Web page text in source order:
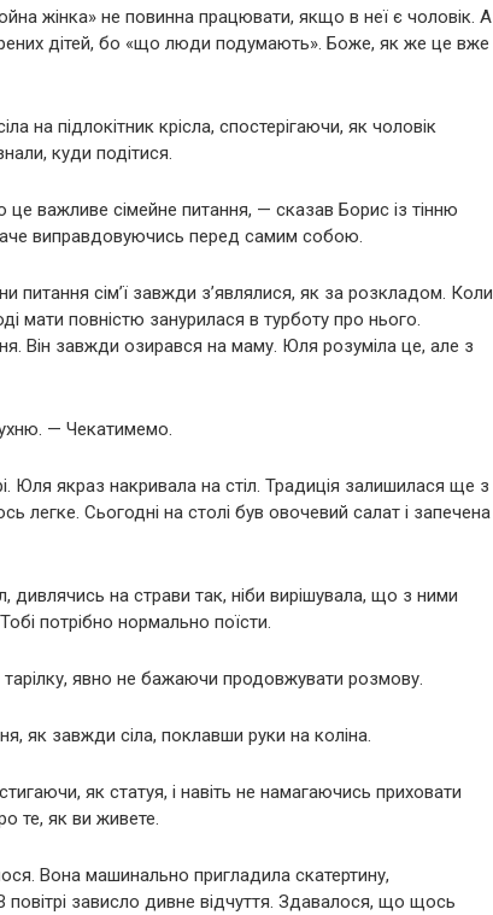
жінка» не повинна працювати, якщо в неї є чоловік. А
дітей, бо «що люди подумають». Боже, як же це вже
підлокітник крісла, спостерігаючи, як чоловік
куди подітися.
важливе сімейне питання, — сказав Борис із тінню
виправдовуючись перед самим собою.
сім’ї завжди з’являлися, як за розкладом. Коли
мати повністю занурилася в турботу про нього.
Він завжди озирався на маму. Юля розуміла це, але з
— Чекатимемо.
Юля якраз накривала на стіл. Традиція залишилася ще з
легке. Сьогодні на столі був овочевий салат і запечена
дивлячись на страви так, ніби вирішувала, що з ними
потрібно нормально поїсти.
явно не бажаючи продовжувати розмову.
як завжди сіла, поклавши руки на коліна.
як статуя, і навіть не намагаючись приховати
те, як ви живете.
Вона машинально пригладила скатертину,
зависло дивне відчуття. Здавалося, що щось